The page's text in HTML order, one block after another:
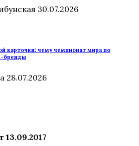
30.07.2026
карточки: чему чемпионат мира по
бренды
28.07.2026